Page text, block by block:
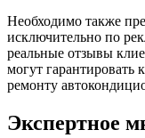
Необходимо также
исключительно по
реальные отзывы
могут гарантировать
ремонту
Экспертное